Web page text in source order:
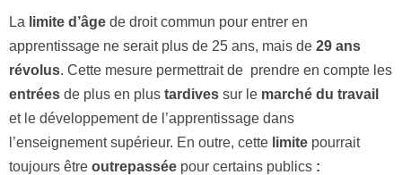
La limite d’âge de droit commun pour entrer en
apprentissage ne serait plus de 25 ans, mais de 29 ans
révolus . Cette mesure permettrait de prendre en compte les
entrées de plus en plus tardives sur le marché du travail
et le développement de l’apprentissage dans
l’enseignement supérieur. En outre, cette limite pourrait
toujours être outrepassée pour certains publics :